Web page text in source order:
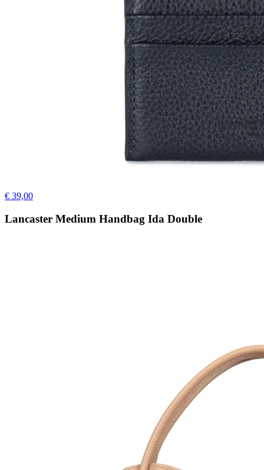
€ 39,00
Lancaster Medium Handbag Ida Double